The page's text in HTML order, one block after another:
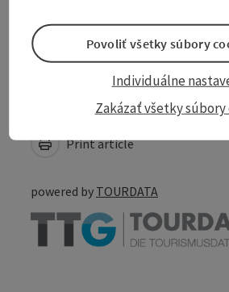
Create PDF
Print article
powered by TOURDATA
Zakázať všetky súbory
Individuálne
Povoliť všetky súbory